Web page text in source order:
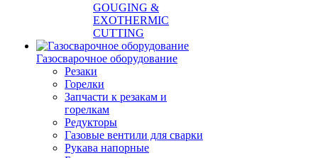
GOUGING &
EXOTHERMIC
CUTTING
Газосварочное оборудование
Резаки
Горелки
Запчасти к резакам и
горелкам
Редукторы
Газовые вентили для сварки
Рукава напорные